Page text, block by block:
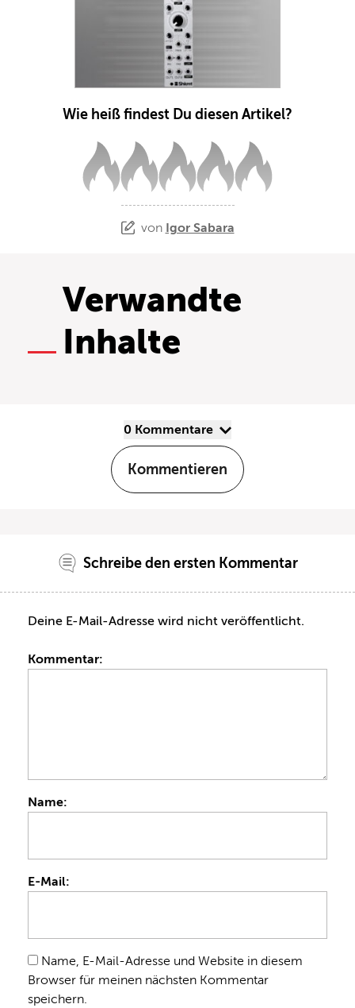
Wie heiß findest Du diesen Artikel?
von Igor Sabara
Verwandte
Inhalte
0 Kommentare
Kommentieren
Schreibe den ersten Kommentar
Deine E-Mail-Adresse wird nicht veröffentlicht.
Kommentar:
Name:
E-Mail:
Name, E-Mail-Adresse und Website in diesem
Browser für meinen nächsten Kommentar
speichern.